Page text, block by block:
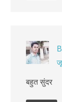
बहुत सुंदर